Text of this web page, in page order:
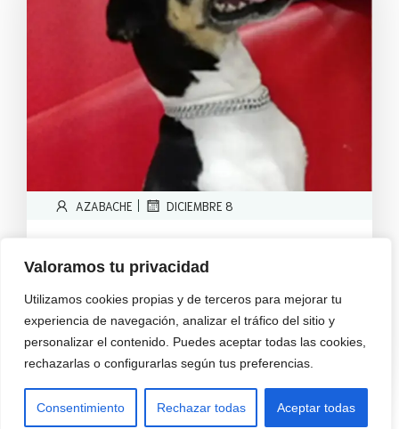
Valoramos tu privacidad
Utilizamos cookies propias y de terceros para mejorar tu
experiencia de navegación, analizar el tráfico del sitio y
personalizar el contenido. Puedes aceptar todas las cookies,
rechazarlas o configurarlas según tus preferencias.
Consentimiento Rechazar todas Aceptar todas
AZABACHE | DICIEMBRE 8
PENFIGO
1.-RESUMENSe describe el caso de un perro,
cruce de bodeguero de[…]
Leer Más